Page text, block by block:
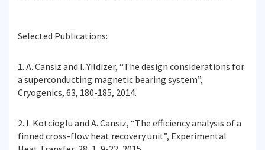
Selected Publications:
1. A. Cansiz and I. Yildizer, “The design considerations for
a superconducting magnetic bearing system”,
Cryogenics, 63, 180-185, 2014.
2. I. Kotcioglu and A. Cansiz, “The efficiency analysis of a
finned cross-flow heat recovery unit”, Experimental